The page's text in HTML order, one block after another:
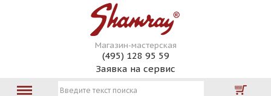
Магазин-мастерская
(495) 128 95 59
Заявка на сервис